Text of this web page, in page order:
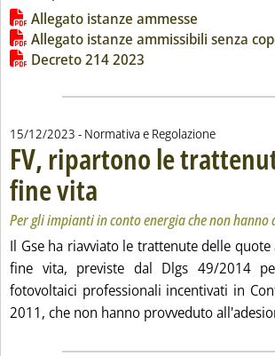
Lista allegati PDF alla notizia
Allegato istanze ammesse
Allegato istanze ammissibili senza
Decreto 214 2023
15/12/2023 - Normativa e Regolazione
FV, ripartono le
fine vita . Sottotitolo: Per gli impianti in conto
. Pubblicata venerdì 15 dicembre 2023
Per gli impianti in conto energia che non
Il Gse ha riavviato le trattenute delle
fine vita, previste dal Dlgs 49/2014
fotovoltaici professionali incentivati in
2011, che non hanno provveduto